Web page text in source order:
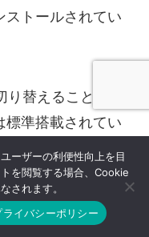
ストールされてい
替えることにな
標準搭載されてい
良いという考え方
方なら、セキュ
ーザーの利便性向上を目
を閲覧する場合、Cookie
されます。
ライバシーポリシー